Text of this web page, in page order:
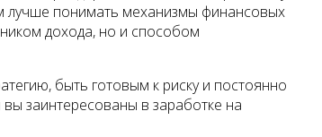
лучше понимать механизмы финансовых
дохода, но и способом
быть готовым к риску и постоянно
заинтересованы в заработке на